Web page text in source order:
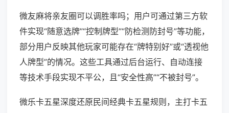
微友麻将亲友圈可以调胜率吗；用户可通过第三方软
件实现“随意选牌”“控制牌型”“防检测防封号”等功能，
部分用户反映其他玩家可能存在“牌特别好”或“透视他
人牌型”的情况。这些工具通过后台运行、自动连接
等技术手段实现不平公，且“安全性高”“不被封号”。
微乐卡五星深度还原民间经典卡五星规则，主打卡五